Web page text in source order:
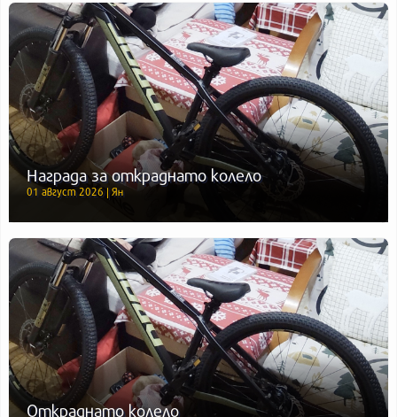
Награда за откраднато колело
01 август 2026 | Ян
Откраднато колело